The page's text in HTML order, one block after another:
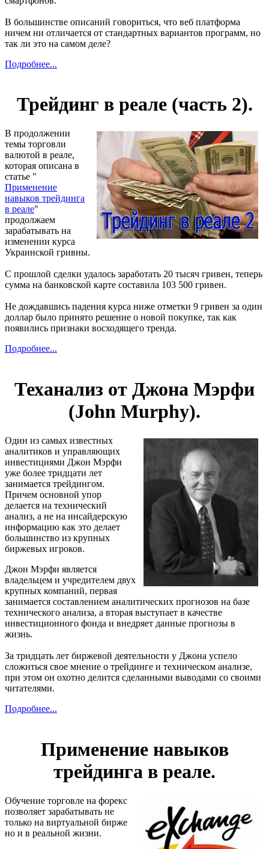
В большинстве описаний говориться, что веб платформа
ничем ни отличается от стандартных вариантов программ, но
так ли это на самом деле?
Подробнее...
Трейдинг в реале (часть 2).
В продолжении
темы торговли
валютой в реале,
которая описана в
статье "
Применение
навыков трейдинга
в реале"
продолжаем
зарабатывать на
изменении курса
Украинской гривны.
С прошлой сделки удалось заработать 20 тысяч гривен, теперь
сумма на банковской карте составила 103 500 гривен.
Не дождавшись падения курса ниже отметки 9 гривен за один
доллар было принято решение о новой покупке, так как
появились признаки восходящего тренда.
Подробнее...
Теханализ от Джона Мэрфи
(John Murphy).
Один из самых известных
аналитиков и управляющих
инвестициями Джон Мэрфи
уже более тридцати лет
занимается трейдингом.
Причем основной упор
делается на технический
анализ, а не на инсайдерскую
информацию как это делает
большинство из крупных
биржевых игроков.
Джон Мэрфи является
владельцем и учредителем двух
крупных компаний, первая
занимается составлением аналитических прогнозов на базе
технического анализа, а вторая выступает в качестве
инвестиционного фонда и внедряет данные прогнозы в
жизнь.
За тридцать лет биржевой деятельности у Джона успело
сложиться свое мнение о трейдинге и техническом анализе,
при этом он охотно делится сделанными выводами со своими
читателями.
Подробнее...
Применение навыков
трейдинга в реале.
Обучение торговле на форекс
позволяет зарабатывать не
только на виртуальной бирже
но и в реальной жизни.